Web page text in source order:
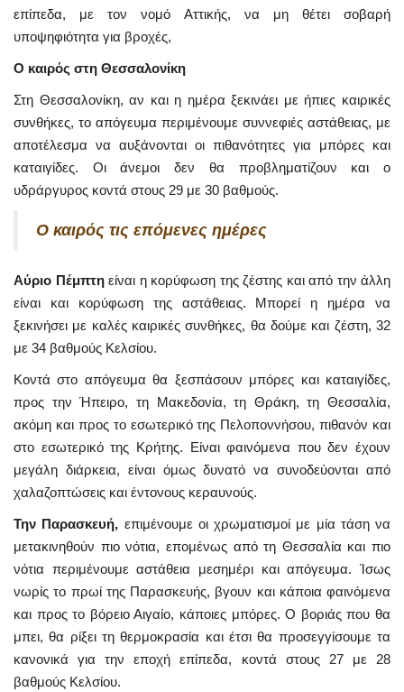
επίπεδα, με τον νομό Αττικής, να μη θέτει σοβαρή
υποψηφιότητα για βροχές,
Ο καιρός στη Θεσσαλονίκη
Στη Θεσσαλονίκη, αν και η ημέρα ξεκινάει με ήπιες καιρικές
συνθήκες, το απόγευμα περιμένουμε συννεφιές αστάθειας, με
αποτέλεσμα να αυξάνονται οι πιθανότητες για μπόρες και
καταιγίδες. Οι άνεμοι δεν θα προβληματίζουν και ο
υδράργυρος κοντά στους 29 με 30 βαθμούς.
Ο καιρός τις επόμενες ημέρες
Αύριο Πέμπτηείναι η κορύφωση της ζέστης και από την άλλη
είναι και κορύφωση της αστάθειας. Μπορεί η ημέρα να
ξεκινήσει με καλές καιρικές συνθήκες, θα δούμε και ζέστη, 32
με 34 βαθμούς Κελσίου.
Κοντά στο απόγευμα θα ξεσπάσουν μπόρες και καταιγίδες,
προς την Ήπειρο, τη Μακεδονία, τη Θράκη, τη Θεσσαλία,
ακόμη και προς το εσωτερικό της Πελοποννήσου, πιθανόν και
στο εσωτερικό της Κρήτης. Είναι φαινόμενα που δεν έχουν
μεγάλη διάρκεια, είναι όμως δυνατό να συνοδεύονται από
χαλαζοπτώσεις και έντονους κεραυνούς.
Την Παρασκευή, επιμένουμε οι χρωματισμοί με μία τάση να
μετακινηθούν πιο νότια, επομένως από τη Θεσσαλία και πιο
νότια περιμένουμε αστάθεια μεσημέρι και απόγευμα. Ίσως
νωρίς το πρωί της Παρασκευής, βγουν και κάποια φαινόμενα
και προς το βόρειο Αιγαίο, κάποιες μπόρες. Ο βοριάς που θα
μπει, θα ρίξει τη θερμοκρασία και έτσι θα προσεγγίσουμε τα
κανονικά για την εποχή επίπεδα, κοντά στους 27 με 28
βαθμούς Κελσίου.